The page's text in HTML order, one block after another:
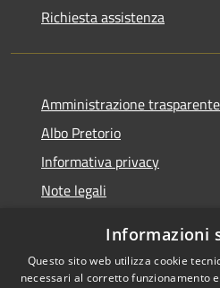
Richiesta assistenza
Amministrazione trasparente
Albo Pretorio
Informativa privacy
Note legali
Whisteblowing
Informazioni
Questo sito web utilizza cookie
necessari al corretto funzionamento